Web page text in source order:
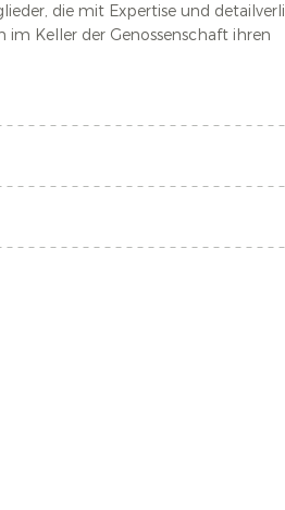
die mit Expertise und
Keller der Genossenschaft ihren